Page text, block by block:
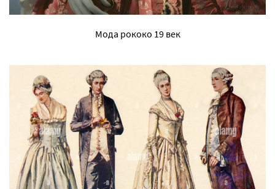
Мода рококо 19 век